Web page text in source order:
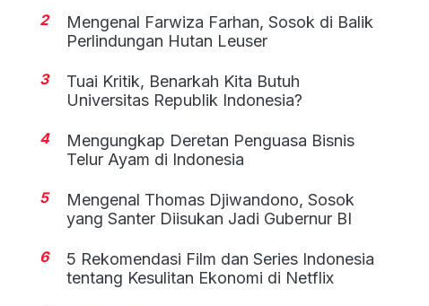
2
Mengenal Farwiza Farhan, Sosok di Balik
Perlindungan Hutan Leuser
3
Tuai Kritik, Benarkah Kita Butuh
Universitas Republik Indonesia?
4
Mengungkap Deretan Penguasa Bisnis
Telur Ayam di Indonesia
5
Mengenal Thomas Djiwandono, Sosok
yang Santer Diisukan Jadi Gubernur BI
6
5 Rekomendasi Film dan Series Indonesia
tentang Kesulitan Ekonomi di Netflix